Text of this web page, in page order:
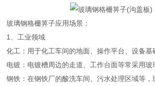
玻璃钢格栅箅子应用场景：
1、工业领域
化工：用于化工车间的地面、操作平台、设备基
电镀：电镀槽周边的走道、工作台面等常采用玻
钢铁：在钢铁厂的酸洗车间、污水处理区域等